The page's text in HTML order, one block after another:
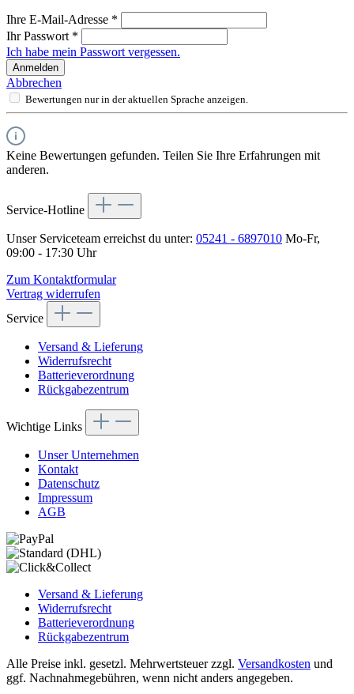
Ihre E-Mail-Adresse *
Ihr Passwort *
Ich habe mein Passwort vergessen.
Anmelden
Abbrechen
Bewertungen nur in der aktuellen Sprache anzeigen.
Keine Bewertungen gefunden. Teilen Sie Ihre Erfahrungen mit
anderen.
Service-Hotline
Unser Serviceteam erreichst du unter: 05241 - 6897010 Mo-Fr,
09:00 - 17:30 Uhr
Zum Kontaktformular
Vertrag widerrufen
Service
Versand & Lieferung
Widerrufsrecht
Batterieverordnung
Rückgabezentrum
Wichtige Links
Unser Unternehmen
Kontakt
Datenschutz
Impressum
AGB
Versand & Lieferung
Widerrufsrecht
Batterieverordnung
Rückgabezentrum
Alle Preise inkl. gesetzl. Mehrwertsteuer zzgl. Versandkosten und
ggf. Nachnahmegebühren, wenn nicht anders angegeben.